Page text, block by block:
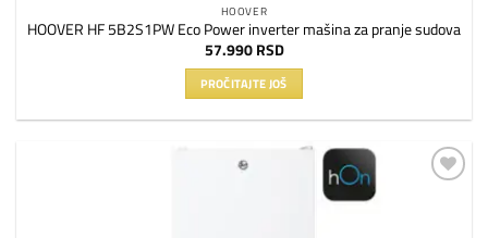
HOOVER
HOOVER HF 5B2S1PW Eco Power inverter mašina za pranje sudova
57.990 RSD
PROČITAJTE JOŠ